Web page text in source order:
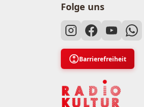
Folge uns
Barrierefreiheit